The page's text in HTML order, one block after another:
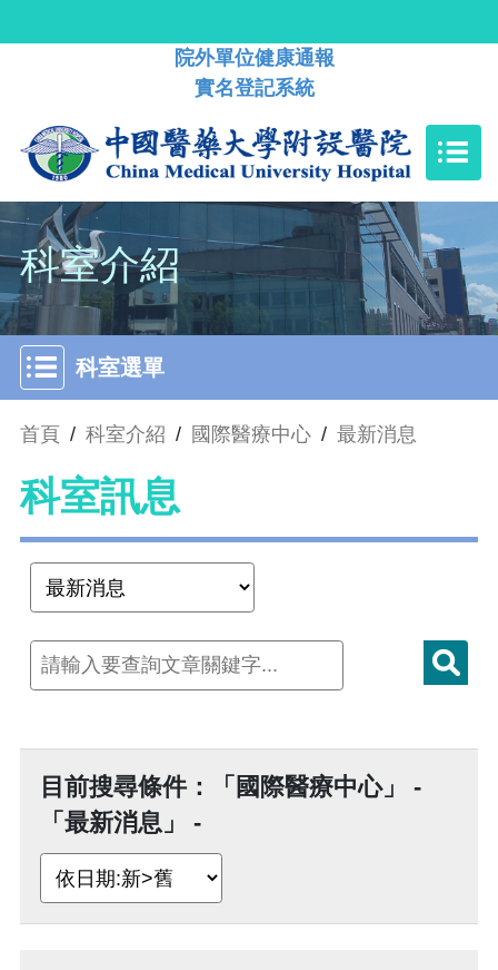
院外單位健康通報
實名登記系統
科室介紹
科室選單
首頁 / 科室介紹 / 國際醫療中心 / 最新消息
科室訊息
目前搜尋條件：「國際醫療中心」 -
「最新消息」 -